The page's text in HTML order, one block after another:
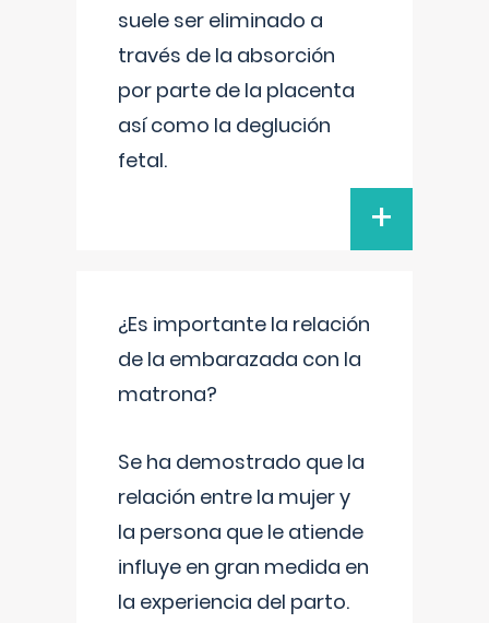
suele ser eliminado a
través de la absorción
por parte de la placenta
así como la deglución
fetal.
+
¿Es importante la relación
de la embarazada con la
matrona?
Se ha demostrado que la
relación entre la mujer y
la persona que le atiende
influye en gran medida en
la experiencia del parto.